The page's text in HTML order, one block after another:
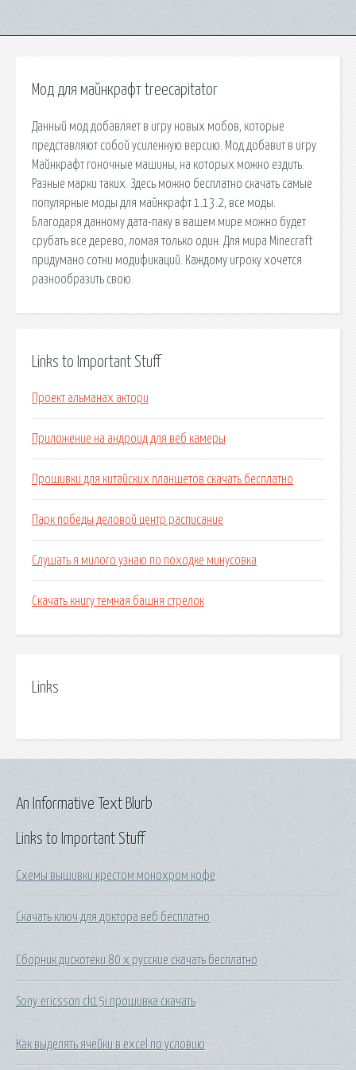
Мод для майнкрафт treecapitator
Данный мод добавляет в игру новых мобов, которые
представляют собой усиленную версию. Мод добавит в игру
Майнкрафт гоночные машины, на которых можно ездить.
Разные марки таких. Здесь можно бесплатно скачать самые
популярные моды для майнкрафт 1.13.2, все моды.
Благодаря данному дата-паку в вашем мире можно будет
срубать все дерево, ломая только один. Для мира Minecraft
придумано сотни модификаций. Каждому игроку хочется
разнообразить свою.
Links to Important Stuff
Проект альманах актори
Приложение на андроид для веб камеры
Прошивки для китайских планшетов скачать бесплатно
Парк победы деловой центр расписание
Слушать я милого узнаю по походке минусовка
Скачать книгу темная башня стрелок
Links
Links to Important Stuff
Схемы вышивки крестом монохром кофе
Скачать ключ для доктора веб бесплатно
Сборник дискотеки 80 х русские скачать бесплатно
Sony ericsson ck15i прошивка скачать
Как выделять ячейки в excel по условию
An Informative Text Blurb